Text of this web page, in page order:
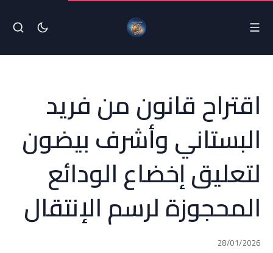
اقتراح قانون من فريد
البستاني وأشرف بيضون
لتعليق إخضاع الودائع
المحجوزة لرسم الإنتقال
28/01/2026